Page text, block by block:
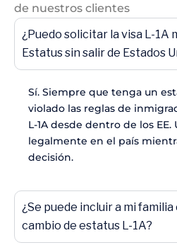
"Este no es un
pueda hacer solo,
guía estructurada
de nuestros clientes
¿Puedo solicitar la visa L-1A
Estatus sin salir de Estados
Sí. Siempre que tenga un
violado las reglas de
L-1A desde dentro de los
legalmente en el país
decisión.
¿Se puede incluir a mi
cambio de estatus L-1A?